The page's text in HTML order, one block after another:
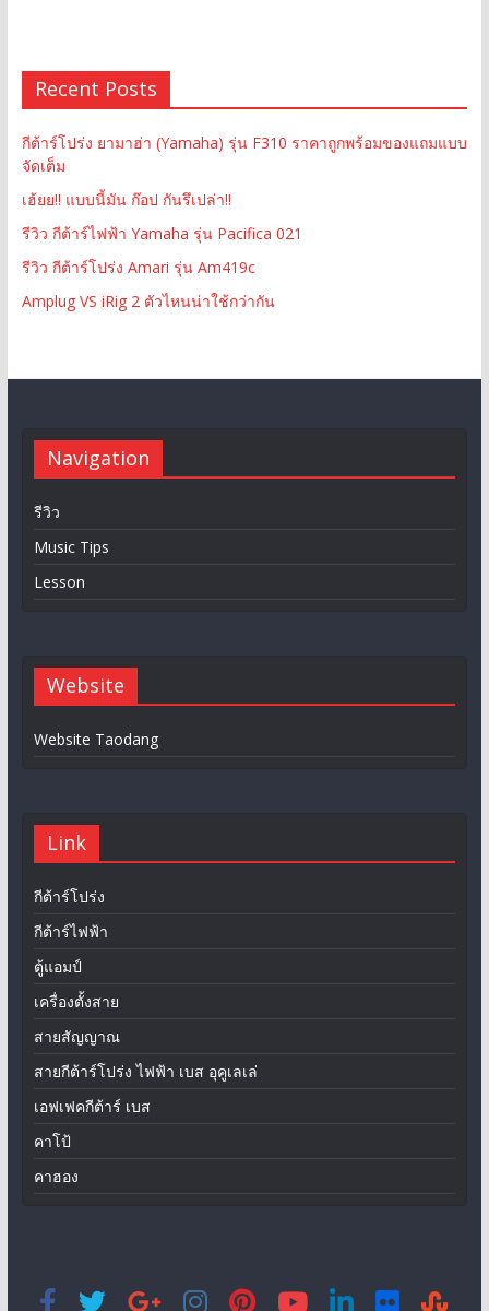
Recent Posts
กีต้าร์โปร่ง ยามาฮ่า (Yamaha) รุ่น F310 ราคาถูกพร้อมของแถมแบบ
จัดเต็ม
เฮ้ยย!! แบบนี้มัน ก๊อป กันรึเปล่า!!
รีวิว กีต้าร์ไฟฟ้า Yamaha รุ่น Pacifica 021
รีวิว กีต้าร์โปร่ง Amari รุ่น Am419c
Amplug VS iRig 2 ตัวไหนน่าใช้กว่ากัน
Navigation
รีวิว
Music Tips
Lesson
Website
Website Taodang
Link
กีต้าร์โปร่ง
กีต้าร์ไฟฟ้า
ตู้แอมป์
เครื่องตั้งสาย
สายสัญญาณ
สายกีต้าร์โปร่ง ไฟฟ้า เบส อุคูเลเล่
เอฟเฟคกีต้าร์ เบส
คาโป้
คาฮอง